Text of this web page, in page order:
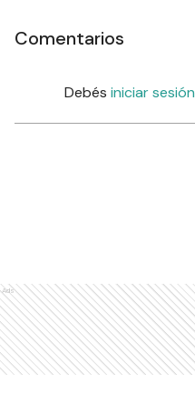
Comentarios
Debés iniciar sesión
Ads